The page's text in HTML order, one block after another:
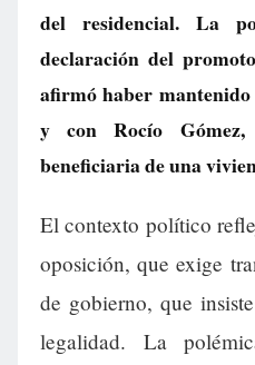
del residencial. La
declaración del
afirmó haber
y con Rocío Gómez,
beneficiaria de una
El contexto político
oposición, que exige
de gobierno, que
legalidad. La